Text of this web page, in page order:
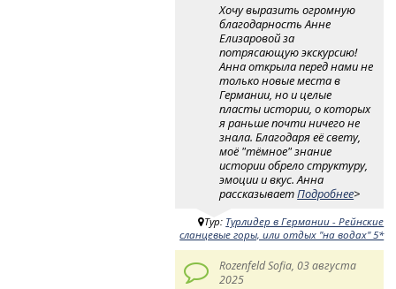
Хочу выразить огромную
благодарность Анне
Елизаровой за
потрясающую экскурсию!
Анна открыла перед нами не
только новые места в
Германии, но и целые
пласты истории, о которых
я раньше почти ничего не
знала. Благодаря её свету,
моё "тёмное" знание
истории обрело структуру,
эмоции и вкус. Анна
рассказываетПодробнее>
Тур: Турлидер в Германии - Рейнские
сланцевые горы, или отдых "на водах" 5*
Rozenfeld Sofia, 03 августа
2025